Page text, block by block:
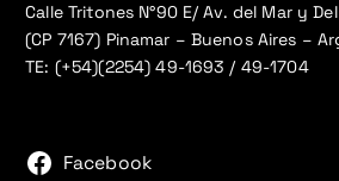
Calle Tritones N°90 E/ Av. del Mar y
(CP 7167) Pinamar – Buenos Aires –
TE: (+54)(2254) 49-1693 / 49-1704
Facebook